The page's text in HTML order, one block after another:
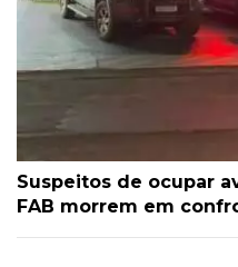
Suspeitos de ocupar
FAB morrem em